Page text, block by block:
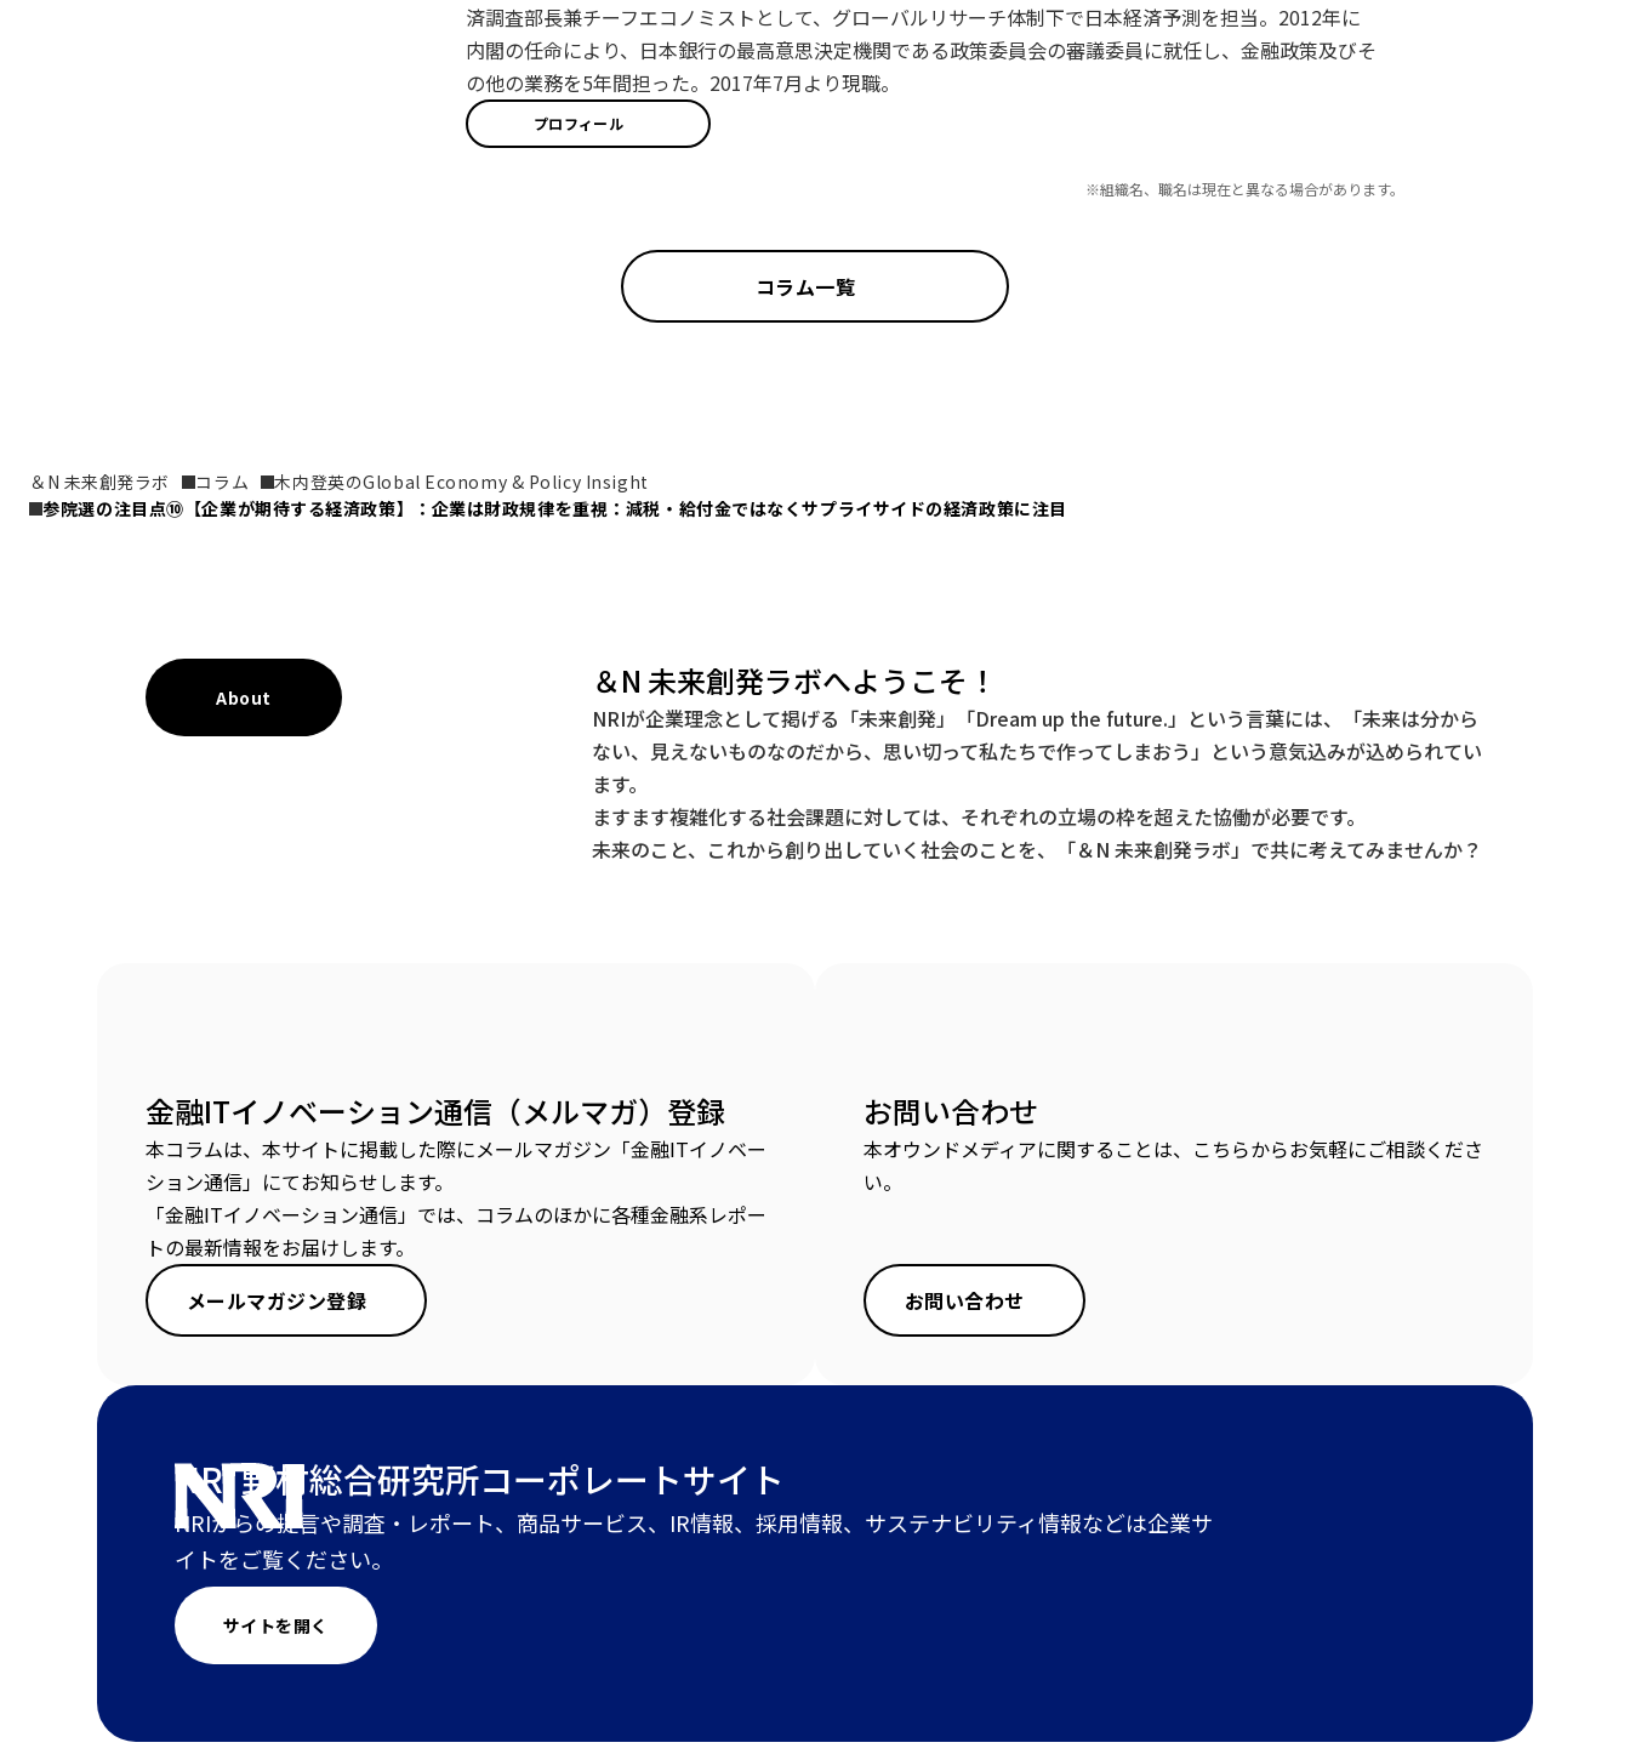
済調査部長兼チーフエコノミストとして、グローバルリサーチ体制下で日本経済予測を担当。2012年に
内閣の任命により、日本銀行の最高意思決定機関である政策委員会の審議委員に就任し、金融政策及びそ
の他の業務を5年間担った。2017年7月より現職。
プロフィール
※組織名、職名は現在と異なる場合があります。
コラム一覧
＆N 未来創発ラボ コラム
木内登英のGlobal Economy & Policy Insight
参院選の注目点⑩【企業が期待する経済政策】：企業は財政規律を重視：減税・給付金ではなくサプライサイドの経済政策に注目
About ＆N 未来創発ラボへようこそ！
NRIが企業理念として掲げる「未来創発」「Dream up the future.」という言葉には、「未来は分から
ない、見えないものなのだから、思い切って私たちで作ってしまおう」という意気込みが込められてい
ます。
ますます複雑化する社会課題に対しては、それぞれの立場の枠を超えた協働が必要です。
未来のこと、これから創り出していく社会のことを、「＆N 未来創発ラボ」で共に考えてみませんか？
金融ITイノベーション通信（メルマガ）登録
本コラムは、本サイトに掲載した際にメールマガジン「金融ITイノベー
ション通信」にてお知らせします。
「金融ITイノベーション通信」では、コラムのほかに各種金融系レポー
トの最新情報をお届けします。
メールマガジン登録
お問い合わせ
本オウンドメディアに関することは、こちらからお気軽にご相談くださ
い。
お問い合わせ
NRI 野村総合研究所コーポレートサイト
NRIからの提言や調査・レポート、商品サービス、IR情報、採用情報、サステナビリティ情報などは企業サ
イトをご覧ください。
サイトを開く